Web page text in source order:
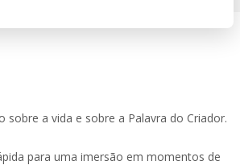
sobre a vida e sobre a Palavra do Criador.
para uma imersão em momentos de